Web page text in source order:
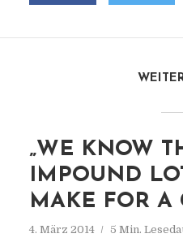
„WE KNOW
IMPOUND
MAKE FOR A
4. März 2014 5 Min.